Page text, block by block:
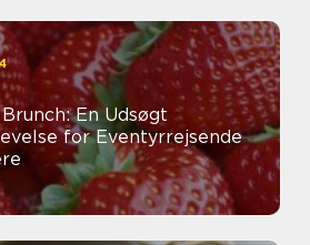
En Udsøgt
for Eventyrrejsende